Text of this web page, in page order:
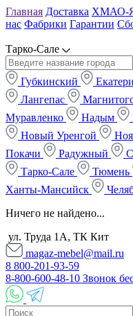
Главная Доставка ХМАО-
нас Фабрики Гарантии
Тарко-Сале
Губкинский
Лангепас
Муравленко
Надым
Новый Уренгой
Покачи
Радужный
Тарко-Сале
Тюмень
Ханты-Мансийск
Ничего не найдено...
ул. Труда 1А, ТК Кит
magaz-mebel@mail.ru
8 800-201-93-59
8-800-600-48-10 Звонок